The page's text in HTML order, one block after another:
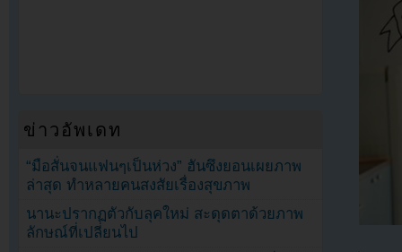
ข่าวอัพเดท
“มือสั่นจนแฟนๆเป็นห่วง” ฮันซึงยอนเผยภาพ
ล่าสุด ทำหลายคนสงสัยเรื่องสุขภาพ
นานะปรากฏตัวกับลุคใหม่ สะดุดตาด้วยภาพ
ลักษณ์ที่เปลี่ยนไป